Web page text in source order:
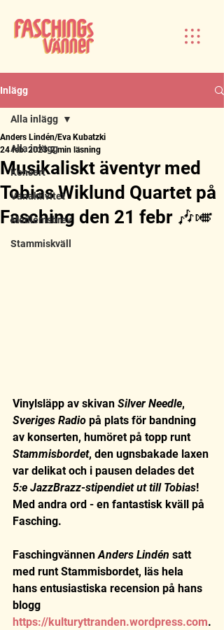
Inlägg
Alla inlägg
Konsert
Vänaktivitet
Medlemsbrev
Stammiskväll
Alla inlägg
Musikaliskt äventyr med
Tobias Wiklund Quartet på
Fasching den 21 febr 🎶🎺
Anders Lindén/Eva Kubatzki
24 feb. 2023 2 min läsning
Vinylsläpp av skivan Silver Needle,
Sveriges Radio på plats för bandning
av konserten, humöret på topp runt
Stammisbordet, den ugnsbakade laxen
var delikat och i pausen delades det
5:e JazzBrazz-stipendiet ut till Tobias!
Med andra ord - en fantastisk kväll på
Fasching.
Faschingvännen Anders Lindén satt
med runt Stammisbordet, läs hela
hans entusiastiska recension på hans
blogg
https://kulturyttranden.wordpress.com.